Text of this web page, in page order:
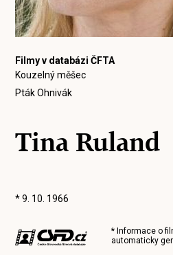
Filmy v databázi ČFTA
Kouzelný měšec
Pták Ohnivák
Tina Ruland
* 9. 10. 1966
* Informace o
automaticky